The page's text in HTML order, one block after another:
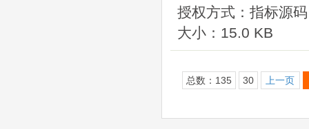
授权方式：指标源码
大小：15.0 KB
总数：135 30 上一页